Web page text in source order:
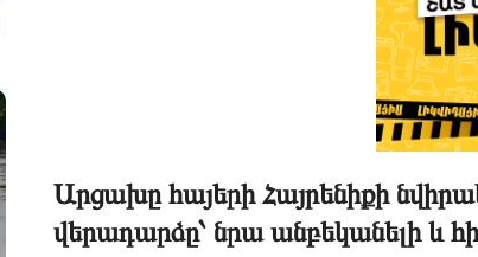
Արցախը հայերի Հայրենիքի
վերադարձը՝ նրա անբեկանելի և